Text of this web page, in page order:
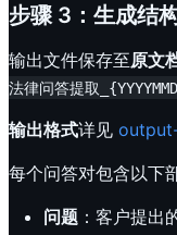
步骤 3：生成结
输出文件保存至原文
法律问答提取
输出格式详见
每个问答对包含以下
问题 ：客户提出